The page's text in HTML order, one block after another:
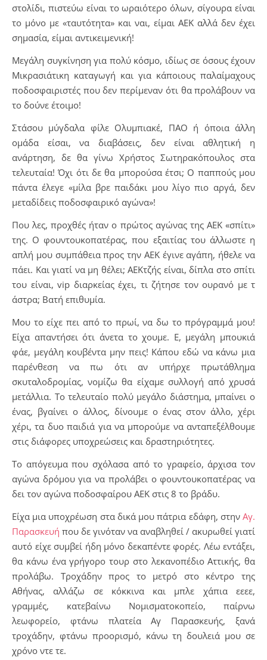
στολίδι, πιστεύω είναι το ωραιότερο όλων, σίγουρα είναι
το μόνο με «ταυτότητα» και ναι, είμαι ΑΕΚ αλλά δεν έχει
σημασία, είμαι αντικειμενική!
Μεγάλη συγκίνηση για πολύ κόσμο, ιδίως σε όσους έχουν
Μικρασιάτικη καταγωγή και για κάποιους παλαίμαχους
ποδοσφαιριστές που δεν περίμεναν ότι θα προλάβουν να
το δούνε έτοιμο!
Στάσου μύγδαλα φίλε Ολυμπιακέ, ΠΑΟ ή όποια άλλη
ομάδα είσαι, να διαβάσεις, δεν είναι αθλητική η
ανάρτηση, δε θα γίνω Χρήστος Σωτηρακόπουλος στα
τελευταία! Όχι ότι δε θα μπορούσα έτσι; Ο παππούς μου
πάντα έλεγε «μίλα βρε παιδάκι μου λίγο πιο αργά, δεν
μεταδίδεις ποδοσφαιρικό αγώνα»!
Που λες, προχθές ήταν ο πρώτος αγώνας της ΑΕΚ «σπίτι»
της. Ο φουντουκοπατέρας, που εξαιτίας του άλλωστε η
απλή μου συμπάθεια προς την ΑΕΚ έγινε αγάπη, ήθελε να
πάει. Και γιατί να μη θέλει; ΑΕΚτζής είναι, δίπλα στο σπίτι
του είναι, vip διαρκείας έχει, τι ζήτησε τον ουρανό με τ
άστρα; Βατή επιθυμία.
Μου το είχε πει από το πρωί, να δω το πρόγραμμά μου!
Είχα απαντήσει ότι άνετα το χουμε. Ε, μεγάλη μπουκιά
φάε, μεγάλη κουβέντα μην πεις! Κάπου εδώ να κάνω μια
παρένθεση να πω ότι αν υπήρχε πρωτάθλημα
σκυταλοδρομίας, νομίζω θα είχαμε συλλογή από χρυσά
μετάλλια. Το τελευταίο πολύ μεγάλο διάστημα, μπαίνει ο
ένας, βγαίνει ο άλλος, δίνουμε ο ένας στον άλλο, χέρι
χέρι, τα δυο παιδιά για να μπορούμε να ανταπεξέλθουμε
στις διάφορες υποχρεώσεις και δραστηριότητες.
Το απόγευμα που σχόλασα από το γραφείο, άρχισα τον
αγώνα δρόμου για να προλάβει ο φουντουκοπατέρας να
δει τον αγώνα ποδοσφαίρου ΑΕΚ στις 8 το βράδυ.
Είχα μια υποχρέωση στα δικά μου πάτρια εδάφη, στην Αγ.
Παρασκευή που δε γινόταν να αναβληθεί / ακυρωθεί γιατί
αυτό είχε συμβεί ήδη μόνο δεκαπέντε φορές. Λέω εντάξει,
θα κάνω ένα γρήγορο τουρ στο λεκανοπέδιο Αττικής, θα
προλάβω. Τροχάδην προς το μετρό στο κέντρο της
Αθήνας, αλλάζω σε κόκκινα και μπλε χάπια εεεε,
γραμμές, κατεβαίνω Νομισματοκοπείο, παίρνω
λεωφορείο, φτάνω πλατεία Αγ Παρασκευής, ξανά
τροχάδην, φτάνω προορισμό, κάνω τη δουλειά μου σε
χρόνο ντε τε.